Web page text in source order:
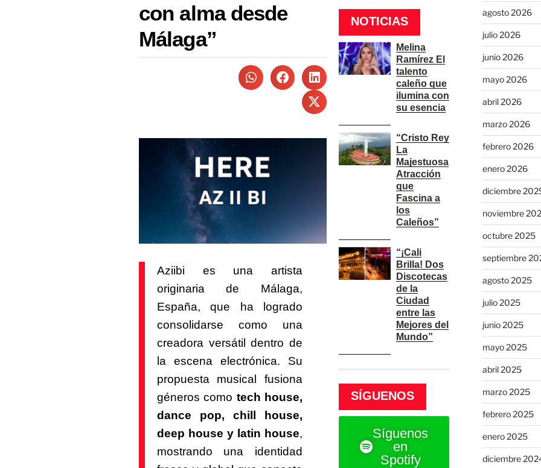
con alma desde
Málaga”
Aziibi es una artista
originaria de Málaga,
España, que ha logrado
consolidarse como una
creadora versátil dentro de
la escena electrónica. Su
propuesta musical fusiona
géneros como tech house,
dance pop, chill house,
deep house y latin house,
mostrando una identidad
NOTICIAS
Melina
Ramírez El
talento
caleño que
ilumina con
su esencia
“Cristo Rey
La
Majestuosa
Atracción
que
Fascina a
los
Caleños”
“¡Cali
Brilla! Dos
Discotecas
de la
Ciudad
entre las
Mejores del
Mundo”
SÍGUENOS
Síguenos
en
Spotify
agosto 2026
julio 2026
junio 2026
mayo 2026
abril 2026
marzo 2026
febrero 2026
enero 2026
diciembre
noviembre
octubre 2025
septiembre
agosto 2025
julio 2025
junio 2025
mayo 2025
abril 2025
marzo 2025
febrero 2025
enero 2025
diciembre